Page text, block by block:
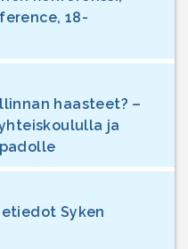
18-
haasteet? –
ja
Syken